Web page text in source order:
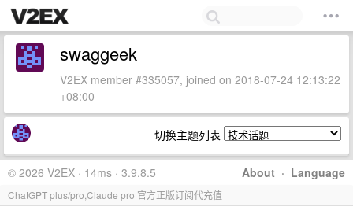
swaggeek
V2EX member #335057, joined on 2018-07-24 12:13:22
+08:00
切换主题列表
About · Language
© 2026 V2EX · 14ms · 3.9.8.5
ChatGPT plus/pro,Claude pro 官方正版订阅代充值